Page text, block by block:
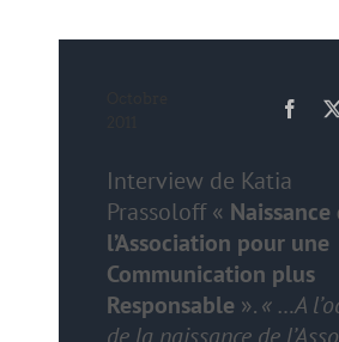
Interview de Katia
Prassoloff « Naissance
l’Association pour une
Communication plus
Responsable ».« …A
de la naissance de